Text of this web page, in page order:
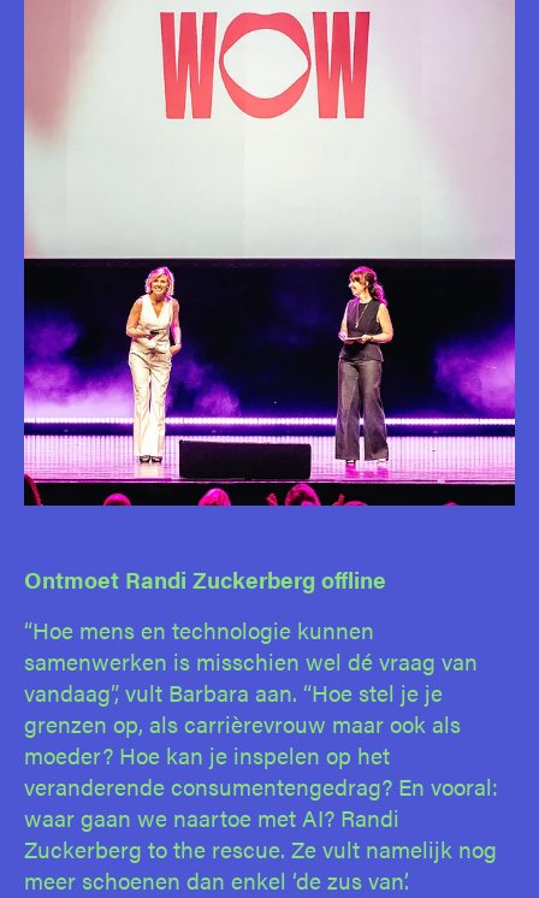
Ontmoet Randi Zuckerberg offline
“Hoe mens en technologie kunnen
samenwerken is misschien wel dé vraag van
vandaag”, vult Barbara aan. “Hoe stel je je
grenzen op, als carrièrevrouw maar ook als
moeder? Hoe kan je inspelen op het
veranderende consumentengedrag? En vooral:
waar gaan we naartoe met AI? Randi
Zuckerberg to the rescue. Ze vult namelijk nog
meer schoenen dan enkel ‘de zus van’.